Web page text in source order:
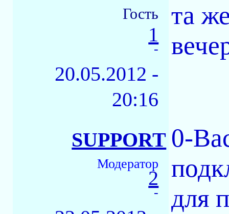
Гость
1
-
20.05.2012 -
20:16
та
SUPPORT
Модератор
2
-
0-
для